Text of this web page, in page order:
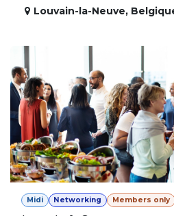
Louvain-la-Neuve,
Midi Networking Members only